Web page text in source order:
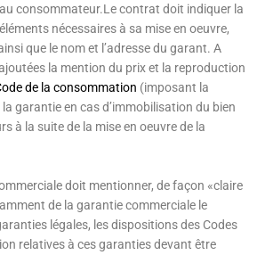
consommateur.Le contrat doit indiquer la
nécessaires à sa mise en oeuvre,
que le nom et l’adresse du garant. A
la mention du prix et la reproduction
de la consommation (imposant la
garantie en cas d’immobilisation du bien
à la suite de la mise en oeuvre de la
doit mentionner, de façon «claire
de la garantie commerciale le
légales, les dispositions des Codes
relatives à ces garanties devant être